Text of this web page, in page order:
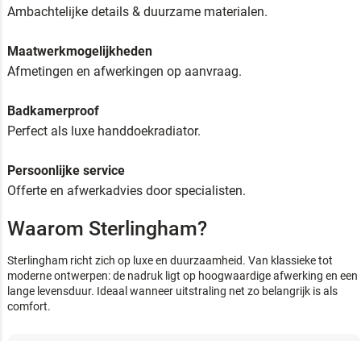
Ambachtelijke details & duurzame materialen.
Maatwerkmogelijkheden
Afmetingen en afwerkingen op aanvraag.
Badkamerproof
Perfect als luxe handdoekradiator.
Persoonlijke service
Offerte en afwerkadvies door specialisten.
Waarom Sterlingham?
Sterlingham richt zich op luxe en duurzaamheid. Van klassieke tot
moderne ontwerpen: de nadruk ligt op hoogwaardige afwerking en een
lange levensduur. Ideaal wanneer uitstraling net zo belangrijk is als
comfort.